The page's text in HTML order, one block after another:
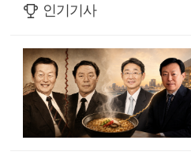
인기기사